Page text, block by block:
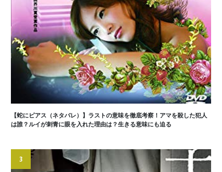
【蛇にピアス（ネタバレ）】ラストの意味を徹底考察！アマを殺した犯人
は誰？ルイが刺青に眼を入れた理由は？生きる意味にも迫る
3